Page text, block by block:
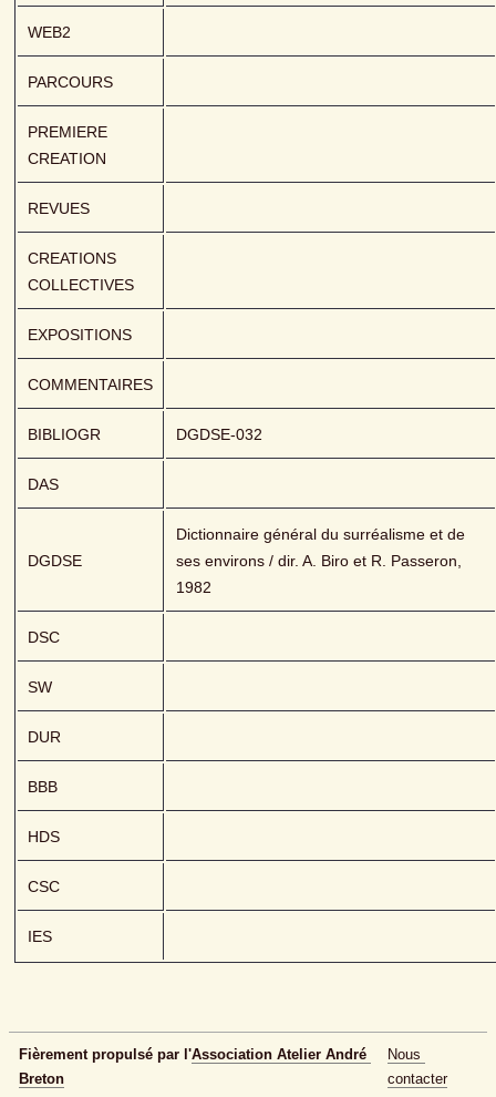
WEB2
PARCOURS
PREMIERE
CREATION
REVUES
CREATIONS
COLLECTIVES
EXPOSITIONS
COMMENTAIRES
BIBLIOGR DGDSE-032
DAS
DGDSE
Dictionnaire général du surréalisme et de
ses environs / dir. A. Biro et R. Passeron,
1982
DSC
SW
DUR
BBB
HDS
CSC
IES
Fièrement propulsé par l'Association Atelier André
Breton
Nous
contacter